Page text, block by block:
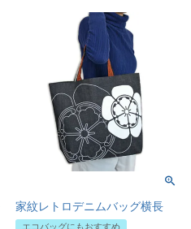
家紋レトロデニムバッグ横長
エコバッグにもおすすめ